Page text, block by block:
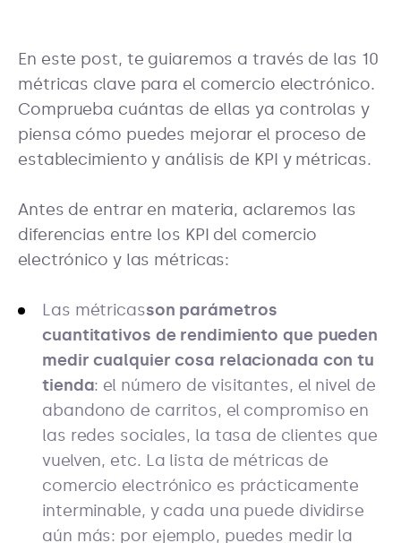
En este post, te guiaremos a través de las 10
métricas clave para el comercio electrónico.
Comprueba cuántas de ellas ya controlas y
piensa cómo puedes mejorar el proceso de
establecimiento y análisis de KPI y métricas.
Antes de entrar en materia, aclaremos las
diferencias entre los KPI del comercio
electrónico y las métricas:
Las métricasson parámetros
cuantitativos de rendimiento que pueden
medir cualquier cosa relacionada con tu
tienda: el número de visitantes, el nivel de
abandono de carritos, el compromiso en
las redes sociales, la tasa de clientes que
vuelven, etc. La lista de métricas de
comercio electrónico es prácticamente
interminable, y cada una puede dividirse
aún más: por ejemplo, puedes medir la